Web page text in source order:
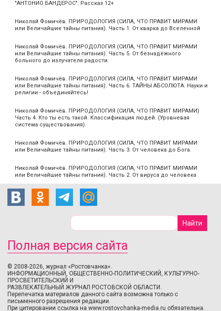
"АНТОНИО БАНДЕРОС". Рассказ 12+
Николай Фомичёв. ПРИРОДОЛОГИЯ (СИЛА, ЧТО ПРАВИТ МИРАМИ
или Величайшие тайны питания). Часть 1. От кварка до Вселенной
Николай Фомичёв. ПРИРОДОЛОГИЯ (СИЛА, ЧТО ПРАВИТ МИРАМИ
или Величайшие тайны питания). Часть 5. От безнадёжного
больного до излучателя радости.
Николай Фомичёв. ПРИРОДОЛОГИЯ (СИЛА, ЧТО ПРАВИТ МИРАМИ
или Величайшие тайны питания). Часть 6. ТАЙНЫ АБСОЛЮТА. Науки и
религии - объединяйтесь!
Николай Фомичёв. ПРИРОДОЛОГИЯ (СИЛА, ЧТО ПРАВИТ МИРАМИ)
Часть 4. Кто ты есть такой. Классификация людей. (Уровневая
система существования).
Николай Фомичёв. ПРИРОДОЛОГИЯ (СИЛА, ЧТО ПРАВИТ МИРАМИ
или Величайшие тайны питания). Часть 3. От человека до Бога.
Николай Фомичёв. ПРИРОДОЛОГИЯ (СИЛА, ЧТО ПРАВИТ МИРАМИ
или Величайшие тайны питания). Часть 2. От вируса до человека
Полная версия сайта
© 2008-2026, журнал «Ростовчанка».
ИНФОРМАЦИОННЫЙ, ОБЩЕСТВЕННО-ПОЛИТИЧЕСКИЙ, КУЛЬТУРНО-
ПРОСВЕТИТЕЛЬСКИЙ И
РАЗВЛЕКАТЕЛЬНЫЙ ЖУРНАЛ РОСТОВСКОЙ ОБЛАСТИ.
Перепечатка материалов данного сайта возможна только с
письменного разрешения редакции.
При цитировании ссылка на www.rostovchanka-media.ru обязательна.